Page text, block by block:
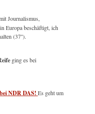
Journalismus,
Europa beschäftigt, ich
(37'').
ging es bei
NDR DAS! Es geht um